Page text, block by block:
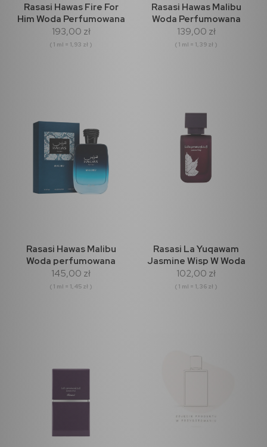
Rasasi Hawas Fire For
Him Woda Perfumowana
100ml
193,00 zł
( 1 ml = 1,93 zł )
Rasasi Hawas Malibu
Woda Perfumowana
100ml
139,00 zł
( 1 ml = 1,39 zł )
Rasasi Hawas Malibu
Woda perfumowana
100ml
145,00 zł
( 1 ml = 1,45 zł )
Rasasi La Yuqawam
Jasmine Wisp W Woda
perfumowana 75ml
102,00 zł
( 1 ml = 1,36 zł )